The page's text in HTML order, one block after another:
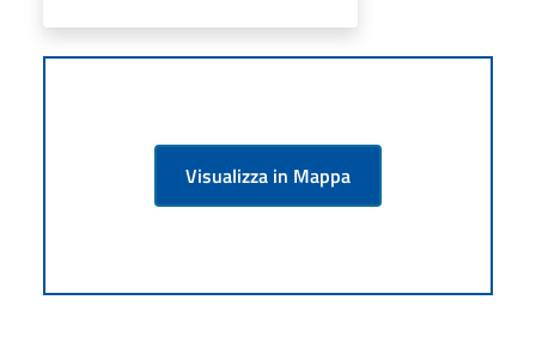
Visualizza in Mappa